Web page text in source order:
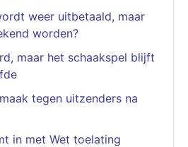
weer uitbetaald, maar
worden?
maar het schaakspel blijft
tegen uitzenders na
in met Wet toelating